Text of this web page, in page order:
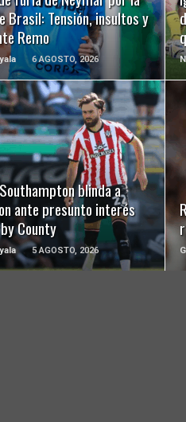
Brasil: Tensión, insultos y
Remo
6 AGOSTO, 2026
blinda a
ante presunto interés
County
5 AGOSTO, 2026
LEER MÁS